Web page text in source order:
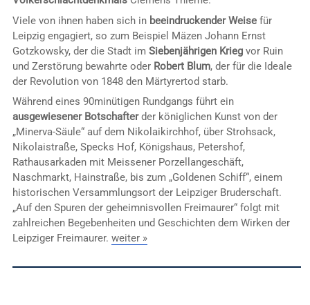
Viele von ihnen haben sich in beeindruckender Weisefür
Leipzig engagiert, so zum Beispiel Mäzen Johann Ernst
Gotzkowsky, der die Stadt im Siebenjährigen Kriegvor Ruin
und Zerstörung bewahrte oder Robert Blum, der für die Ideale
der Revolution von 1848 den Märtyrertod starb.
Während eines 90minütigen Rundgangs führt ein
ausgewiesener Botschafterder königlichen Kunst von der
„Minerva-Säule“ auf dem Nikolaikirchhof, über Strohsack,
Nikolaistraße, Specks Hof, Königshaus, Petershof,
Rathausarkaden mit Meissener Porzellangeschäft,
Naschmarkt, Hainstraße, bis zum „Goldenen Schiff“, einem
historischen Versammlungsort der Leipziger Bruderschaft.
„Auf den Spuren der geheimnisvollen Freimaurer“ folgt mit
zahlreichen Begebenheiten und Geschichten dem Wirken der
Leipziger Freimaurer. weiter »